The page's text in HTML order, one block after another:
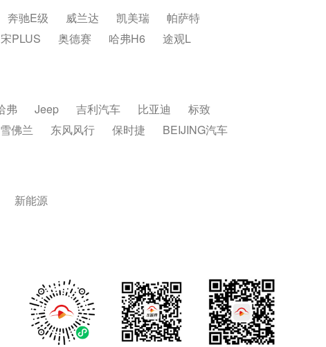
奔驰E级 威兰达 凯美瑞
帕萨特
宋PLUS 奥德赛 哈弗H6
途观L
弗 Jeep 吉利汽车 比亚迪
标致
雪佛兰 东风风行 保时捷
BEIJING汽车
新能源